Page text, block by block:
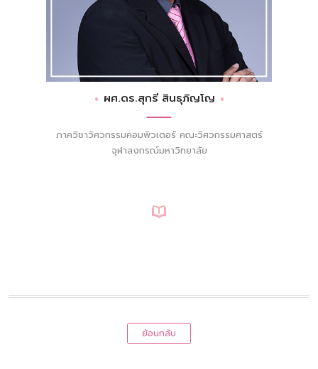
ผศ.ดร.สุกรี สินธุภิญโญ
ภาควิชาวิศวกรรมคอมพิวเตอร์ คณะวิศวกรรมศาสตร์
จุฬาลงกรณ์มหาวิทยาลัย
ย้อนกลับ